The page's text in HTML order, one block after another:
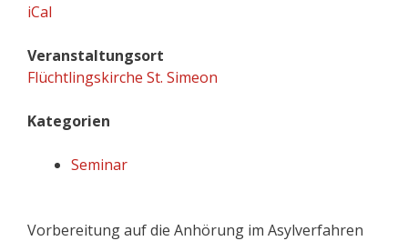
iCal
Veranstaltungsort
Flüchtlingskirche St. Simeon
Kategorien
Seminar
Vorbereitung auf die Anhörung im Asylverfahren